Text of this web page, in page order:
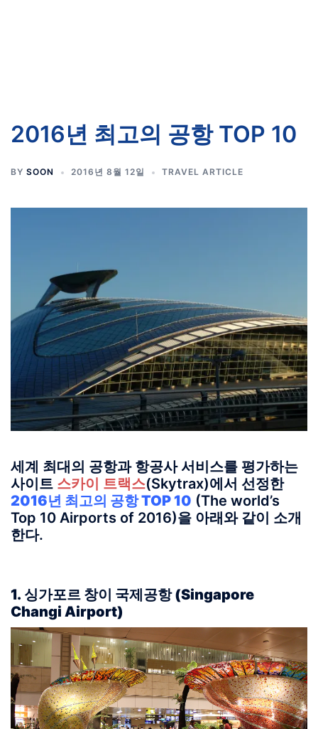
2016년 최고의 공항 TOP 10
BY SOON 2016년 8월 12일 TRAVEL ARTICLE
세계 최대의 공항과 항공사 서비스를 평가하는
사이트 스카이 트랙스(Skytrax)에서 선정한
2016년 최고의 공항 TOP 10 (The world’s
Top 10 Airports of 2016)을 아래와 같이 소개
한다.
1. 싱가포르 창이 국제공항 (Singapore
Changi Airport)